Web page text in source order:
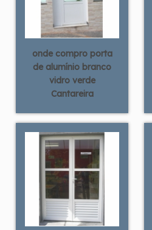
onde compro porta
de alumínio branco
vidro verde
Cantareira